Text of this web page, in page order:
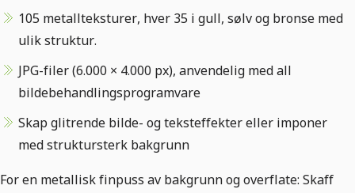
105 metallteksturer, hver 35 i gull, sølv og bronse med
ulik struktur.
JPG-filer (6.000 × 4.000 px), anvendelig med all
bildebehandlingsprogramvare
Skap glitrende bilde- og teksteffekter eller imponer
med struktursterk bakgrunn
For en metallisk finpuss av bakgrunn og overflate: Skaff